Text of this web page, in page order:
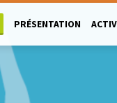
PRÉSENTATION